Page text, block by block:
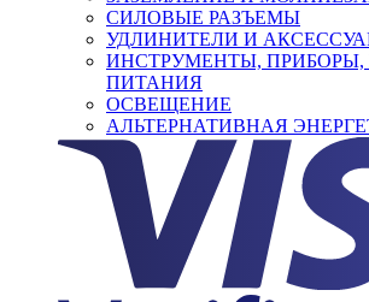
СИЛОВЫЕ РАЗЪЕМЫ
УДЛИНИТЕЛИ И
ИНСТРУМЕНТЫ,
ПИТАНИЯ
ОСВЕЩЕНИЕ
АЛЬТЕРНАТИВНАЯ